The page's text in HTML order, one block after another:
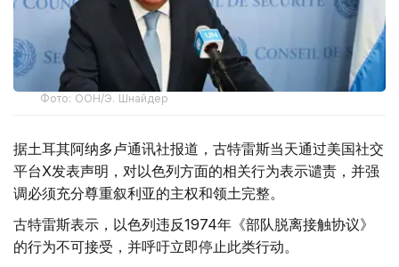
Фото: ООН/Э. Шнайдер
据土耳其阿纳多卢通讯社报道，古特雷斯当天通过美国社交
平台X发表声明，对以色列方面的相关行为表示谴责，并强
调必须充分尊重叙利亚的主权和领土完整。
古特雷斯表示，以色列违反1974年《部队脱离接触协议》
的行为不可接受，并呼吁立即停止此类行动。